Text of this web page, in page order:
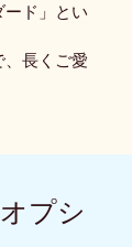
ード」とい
、長くご愛
プシ